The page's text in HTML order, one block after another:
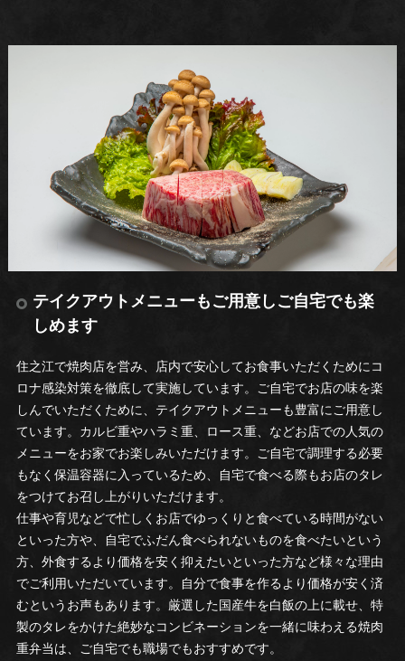
テイクアウトメニューもご用意しご自宅でも楽
しめます
住之江で焼肉店を営み、店内で安心してお食事いただくためにコ
ロナ感染対策を徹底して実施しています。ご自宅でお店の味を楽
しんでいただくために、テイクアウトメニューも豊富にご用意し
ています。カルビ重やハラミ重、ロース重、などお店での人気の
メニューをお家でお楽しみいただけます。ご自宅で調理する必要
もなく保温容器に入っているため、自宅で食べる際もお店のタレ
をつけてお召し上がりいただけます。
仕事や育児などで忙しくお店でゆっくりと食べている時間がない
といった方や、自宅でふだん食べられないものを食べたいという
方、外食するより価格を安く抑えたいといった方など様々な理由
でご利用いただいています。自分で食事を作るより価格が安く済
むというお声もあります。厳選した国産牛を白飯の上に載せ、特
製のタレをかけた絶妙なコンビネーションを一緒に味わえる焼肉
重弁当は、ご自宅でも職場でもおすすめです。